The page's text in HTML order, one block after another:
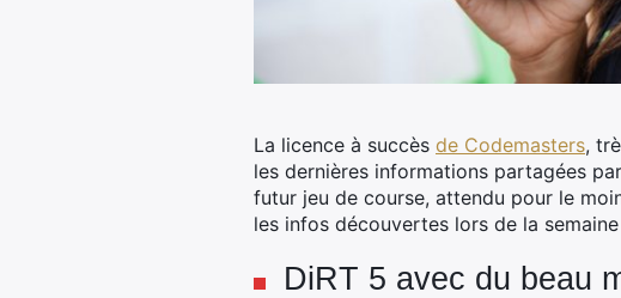
La licence à succès de Codemasters,
les dernières informations partagées par
futur jeu de course, attendu pour le
les infos découvertes lors de la
DiRT 5 avec du beau